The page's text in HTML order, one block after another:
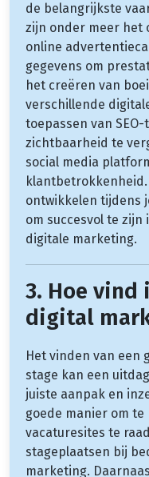
de belangrijkste
zijn onder meer het
online
gegevens om
het creëren van
verschillende
toepassen van
zichtbaarheid te
social media
ontwikkelen tijdens
om succesvol te
digitale marketing.
3. Hoe vind
digital
Het vinden van een
stage kan een
juiste aanpak en
goede manier om
vacaturesites te
stageplaatsen bij
marketing.